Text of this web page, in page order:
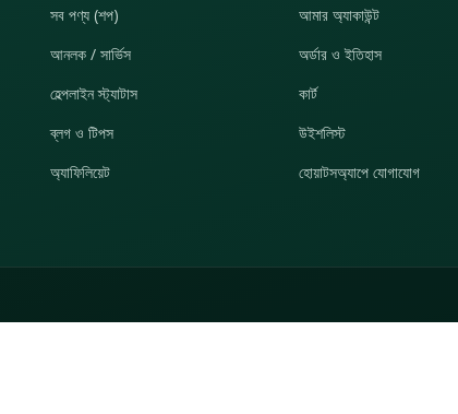
সব পণ্য (শপ)
আনলক / সার্ভিস
হেল্পলাইন স্ট্যাটাস
ব্লগ ও টিপস
অ্যাফিলিয়েট
আমার অ্যাকাউন্ট
অর্ডার ও ইতিহাস
কার্ট
উইশলিস্ট
হোয়াটসঅ্যাপে যোগাযোগ